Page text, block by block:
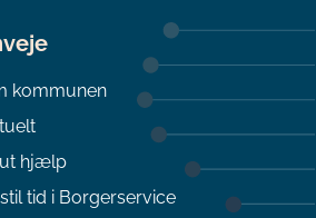
kommunen
hjælp
tid i Borgerservice